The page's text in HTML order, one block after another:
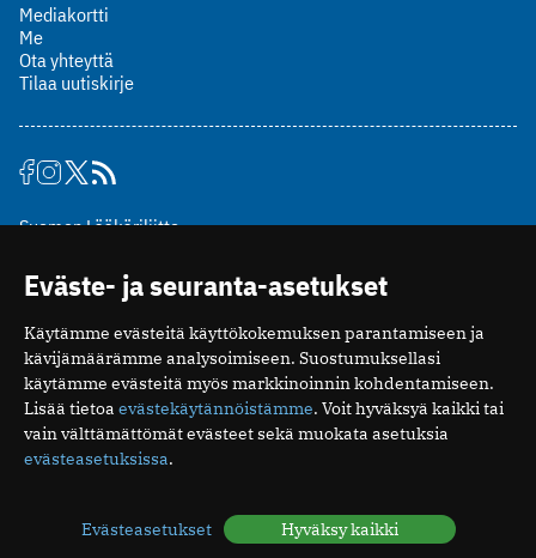
Mediakortti
Me
Ota yhteyttä
Tilaa uutiskirje
Suomen Lääkäriliitto
00510 Helsinki
puh. (09) 393 091
toimitus@potilaanlaakarilehti.fi
ISSN 2323-9476
Eväste- ja seuranta-asetukset
Käytämme evästeitä käyttökokemuksen parantamiseen ja
kävijämäärämme analysoimiseen. Suostumuksellasi
käytämme evästeitä myös markkinoinnin kohdentamiseen.
Lisää tietoa evästekäytännöistämme. Voit hyväksyä kaikki tai
vain välttämättömät evästeet sekä muokata asetuksia
evästeasetuksissa.
Evästeasetukset Hyväksy kaikki